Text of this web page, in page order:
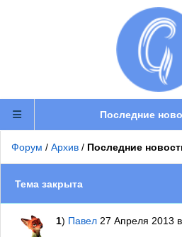
Последние
Форум / Архив / Последние
Тема закрыта
1) Павел 27 Апреля 2013